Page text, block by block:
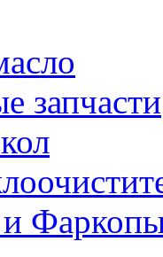
запчасти